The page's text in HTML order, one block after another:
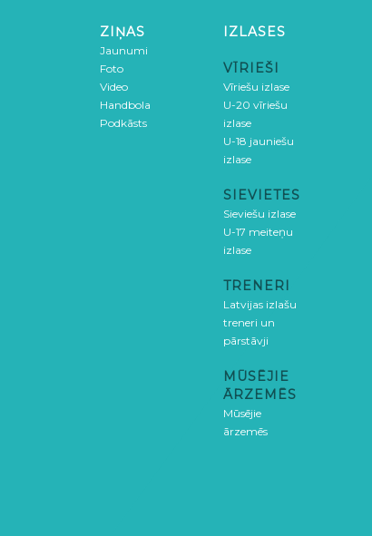
ZIŅAS
Jaunumi
Foto
Video
Handbola
Podkāsts
IZLASES
VĪRIEŠI
Vīriešu izlase
U-20 vīriešu
izlase
U-18 jauniešu
izlase
SIEVIETES
Sieviešu izlase
U-17 meiteņu
izlase
TRENERI
Latvijas izlašu
treneri un
pārstāvji
MŪSĒJIE
ĀRZEMĒS
Mūsējie
ārzemēs